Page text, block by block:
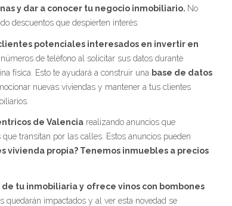
y dar a conocer tu negocio inmobiliario. No
descuentos que despierten interés.
potenciales interesados en invertir en
de teléfono al solicitar sus datos durante
física. Esto te ayudará a construir una base de datos
nuevas viviendas y mantener a tus clientes
de Valencia realizando anuncios que
transitan por las calles. Estos anuncios pueden
vivienda propia? Tenemos inmuebles a precios
de tu inmobiliaria y ofrece vinos con bombones
quedarán impactados y al ver esta novedad se